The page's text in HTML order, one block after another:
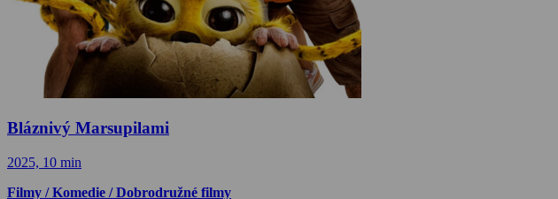
Bláznivý Marsupilami
2025, 10 min
Filmy / Komedie / Dobrodružné filmy